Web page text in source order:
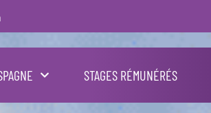
STAGES RÉMUNÉRÉS